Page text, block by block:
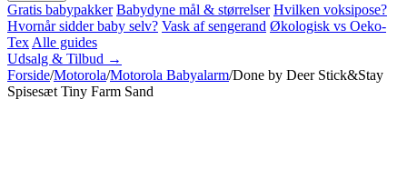
Gratis babypakker Babydyne mål & størrelser Hvilken voksipose?
Hvornår sidder baby selv? Vask af sengerand Økologisk vs Oeko-
Tex Alle guides
Udsalg & Tilbud →
Forside/Motorola/Motorola Babyalarm/Done by Deer Stick&Stay
Spisesæt Tiny Farm Sand